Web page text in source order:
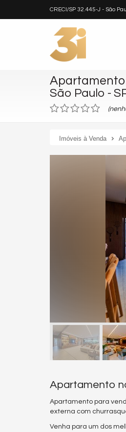
CRECI/SP 32.445-J - São
Apartamento
São Paulo -
Imóveis à Venda
Apartamento
Apartamento para
externa com
Venha para um dos